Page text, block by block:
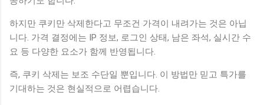
하지만 쿠키만 삭제한다고 무조건 가격이 내려가는 것은 아닙
니다. 가격 결정에는 IP 정보, 로그인 상태, 남은 좌석, 실시간 수
요 등 다양한 요소가 함께 반영됩니다.
즉, 쿠키 삭제는 보조 수단일 뿐입니다. 이 방법만 믿고 특가를
기대하는 것은 현실적으로 어렵습니다.